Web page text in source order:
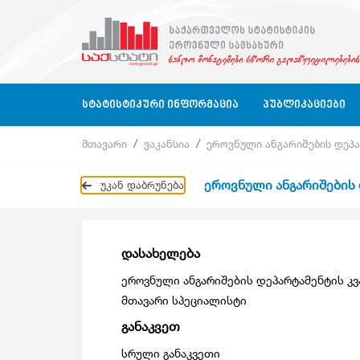
ᲡᲢᲐᲢᲘᲡᲢᲘᲙᲣᲠᲘ ᲘᲜᲤᲝᲠᲛᲐᲪᲘᲐ
Ბიზნეს Სექტორი
Ბიზნეს Რეგისტრი
Გარემოს Სტატისტიკა
Დასაქმება, Ხელფასები
Ეროვნული Ანგარიშები
ᲞᲣᲑᲚᲘᲙᲐᲪᲘᲔᲑᲘ
Კვარტალური
Წლიური
Ბიზნეს Სტატისტიკა
Გარემოს Სტატისტიკა
Კითხვარები
Ბიზნეს Სექტორი
Განათლება, Მეცნიერება, Კულტურა
Დასაქმება, Ხელფასები
Ეროვნული Ანგარიშები
Მომსახურების Სტატისტიკა
მთავარი ვაკანსია ეროვნული ანგარიშების
უკან დაბრუნება ეროვნული
დასახელება
ეროვნული ანგარიშების დეპარტამენტის
მთავარი სპეციალისტი
განაკვეთ
სრული განაკვეთი